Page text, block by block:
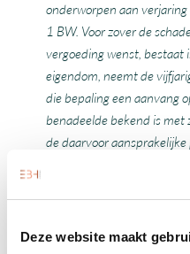
Deze website maakt
onderworpen aan
1 BW. Voor zover de
vergoeding wenst, bestaat
eigendom, neemt de
die bepaling een aanvang
benadeelde bekend is met
dedaarvoor
verjaring van art. 3:314
veroorzaakt, alles